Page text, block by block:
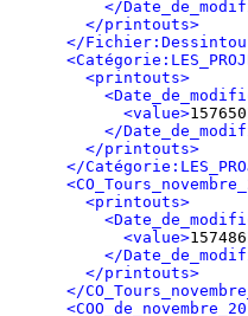
</
</printouts>
</
<printouts>
<value>
</
</printouts>
</
<printouts>
<value>
</
</printouts>
</